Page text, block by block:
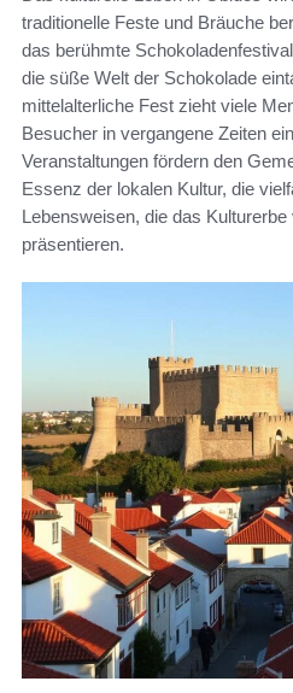
traditionelle Feste und Bräuche
das berühmte
die süße Welt der Schokolade
mittelalterliche Fest zieht viele
Besucher in vergangene Zeiten
Veranstaltungen fördern den
Essenz der lokalen Kultur, die
Lebensweisen, die das
präsentieren.